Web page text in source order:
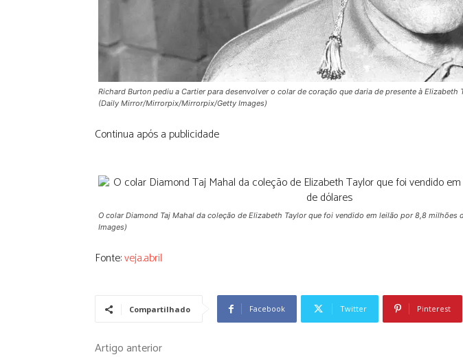
Richard Burton pediu a Cartier para desenvolver o colar de coração que daria de presente à Elizabeth
(Daily Mirror/Mirrorpix/Mirrorpix/Getty Images)
Continua após a publicidade
O colar Diamond Taj Mahal da coleção de Elizabeth Taylor que foi vendido em leilão por 8,8 milhões
Images)
Fonte:veja.abril
Compartilhado Facebook Twitter Pinterest
Artigo anterior